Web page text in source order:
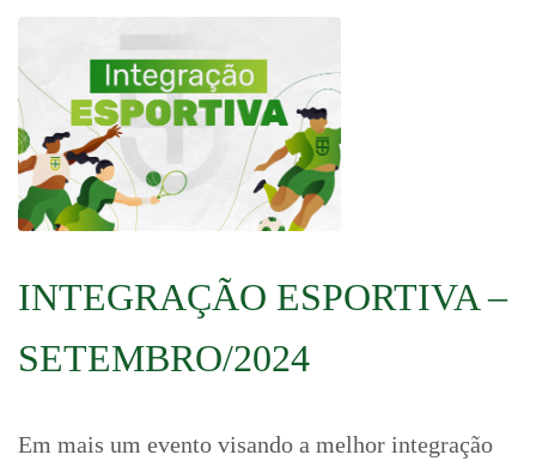
INTEGRAÇÃO ESPORTIVA –
SETEMBRO/2024
Em mais um evento visando a melhor integração